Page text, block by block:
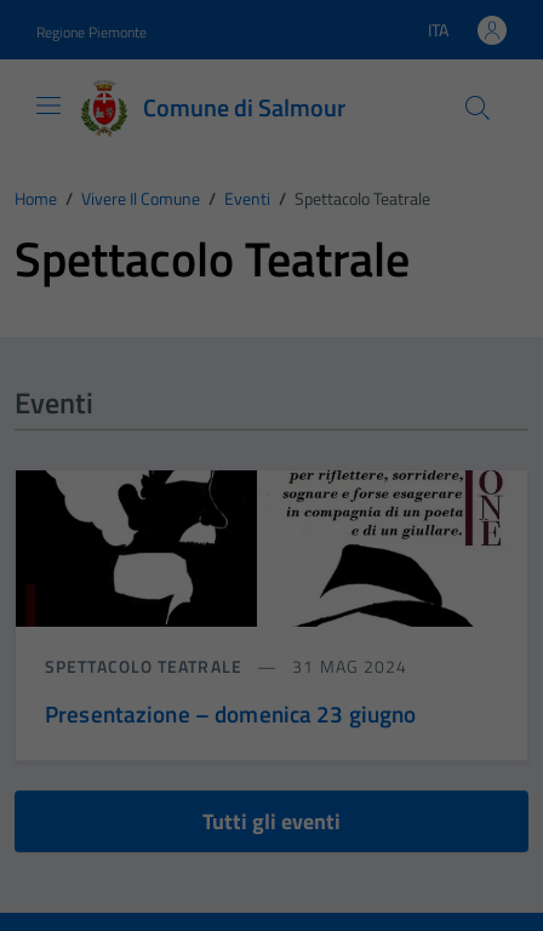
Regione Piemonte Lingua attiva:
ITA
Comune di Salmour
Home / Vivere Il Comune / Eventi / Spettacolo Teatrale
Spettacolo Teatrale
Eventi
SPETTACOLO TEATRALE 31 MAG 2024
Presentazione – domenica 23 giugno
Tutti gli eventi